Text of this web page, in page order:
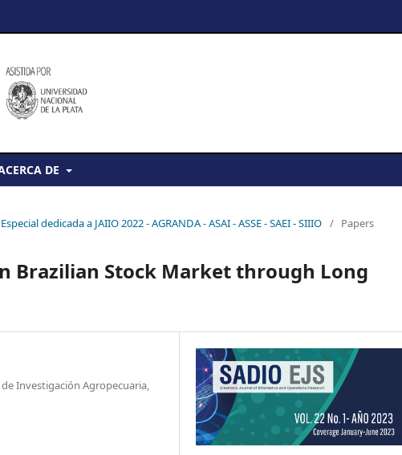
DE
dedicada a JAIIO 2022 - AGRANDA - ASAI - ASSE - SAEI - SIIIO / Papers
Brazilian Stock Market through Long
Investigación Agropecuaria,